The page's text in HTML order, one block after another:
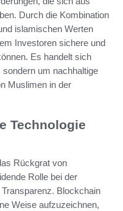
Durch die Kombination
islamischen Werten
Investoren sichere und
Es handelt sich
um nachhaltige
Muslimen in der
Technologie
Rückgrat von
Rolle bei der
Blockchain
Weise aufzuzeichnen,